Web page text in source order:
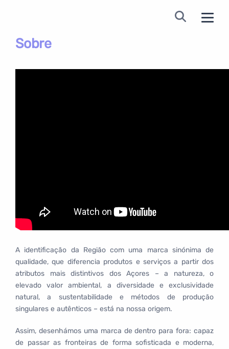
Sobre
A identificação da Região com uma marca sinónima de
qualidade, que diferencia produtos e serviços a partir dos
atributos mais distintivos dos Açores – a natureza, o
elevado valor ambiental, a diversidade e exclusividade
natural, a sustentabilidade e métodos de produção
singulares e autênticos – está na nossa origem.
Assim, desenhámos uma marca de dentro para fora: capaz
de passar as fronteiras de forma sofisticada e moderna,